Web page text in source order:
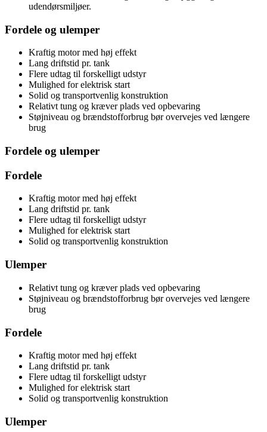
udendørsmiljøer.
Fordele og ulemper
Kraftig motor med høj effekt
Lang driftstid pr. tank
Flere udtag til forskelligt udstyr
Mulighed for elektrisk start
Solid og transportvenlig konstruktion
Relativt tung og kræver plads ved opbevaring
Støjniveau og brændstofforbrug bør overvejes ved længere
brug
Fordele og ulemper
Fordele
Kraftig motor med høj effekt
Lang driftstid pr. tank
Flere udtag til forskelligt udstyr
Mulighed for elektrisk start
Solid og transportvenlig konstruktion
Ulemper
Relativt tung og kræver plads ved opbevaring
Støjniveau og brændstofforbrug bør overvejes ved længere
brug
Fordele
Kraftig motor med høj effekt
Lang driftstid pr. tank
Flere udtag til forskelligt udstyr
Mulighed for elektrisk start
Solid og transportvenlig konstruktion
Ulemper